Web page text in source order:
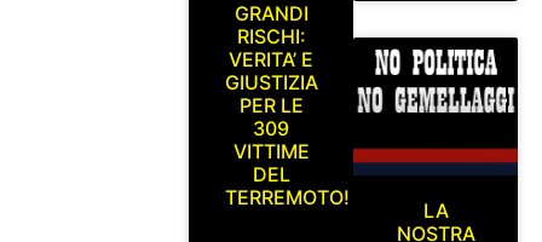
GRANDI
RISCHI:
VERITA’ E
GIUSTIZIA
PER LE
309
VITTIME
DEL
TERREMOTO!
LA
NOSTRA